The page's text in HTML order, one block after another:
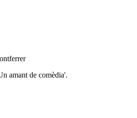
amant de comèdia'.